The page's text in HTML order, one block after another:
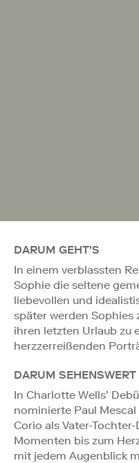
DARUM GEHT'S
In einem verblassten
Sophie die seltene
liebevollen und
später werden Sophies
ihren letzten Urlaub zu
herzzerreißenden
DARUM SEHENSWERT
In Charlotte Wells’
nominierte Paul
Corio als Vater-
Momenten bis zum
mit jedem Augenblick